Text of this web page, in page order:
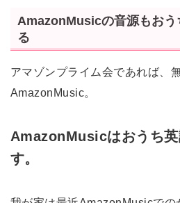
AmazonMusicの音源もおう
る
アマゾンプライム会であれば、
AmazonMusic。
AmazonMusicはおうち英
す。